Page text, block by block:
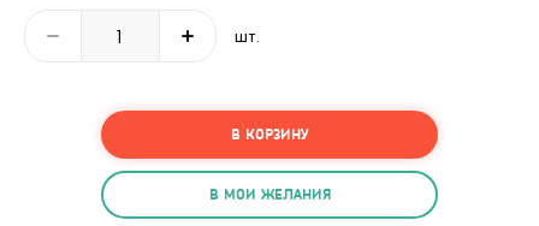
шт.
В КОРЗИНУ
В МОИ ЖЕЛАНИЯ